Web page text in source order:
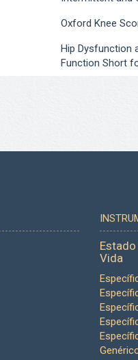
Oxford Knee
Hip Dysfunction
Function Short
Vida